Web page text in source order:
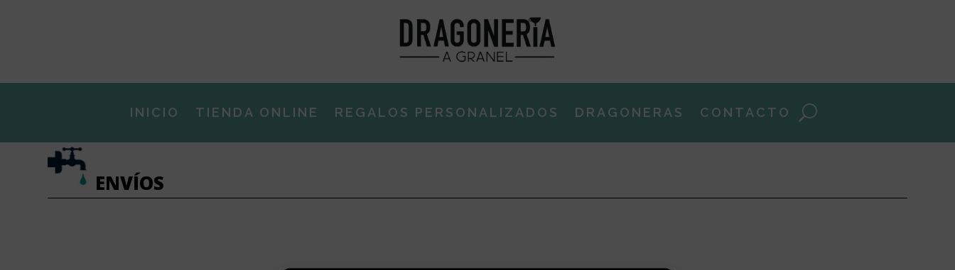
INICIO TIENDA ONLINE REGALOS PERSONALIZADOS DRAGONERAS CONTACTO
ENVÍOS